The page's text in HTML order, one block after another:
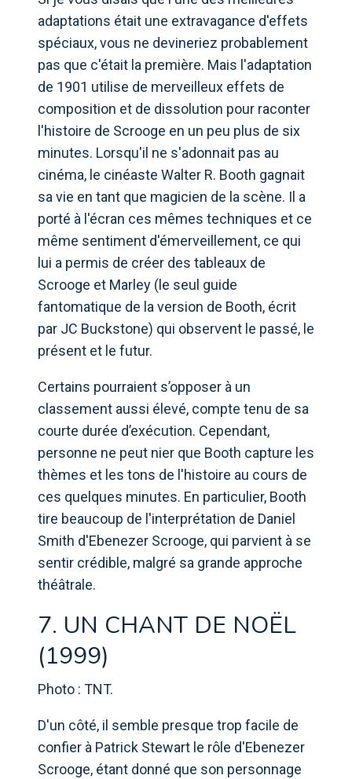
adaptations était une extravagance d'effets
spéciaux, vous ne devineriez probablement
pas que c'était la première. Mais l'adaptation
de 1901 utilise de merveilleux effets de
composition et de dissolution pour raconter
l'histoire de Scrooge en un peu plus de six
minutes. Lorsqu'il ne s'adonnait pas au
cinéma, le cinéaste Walter R. Booth gagnait
sa vie en tant que magicien de la scène. Il a
porté à l'écran ces mêmes techniques et ce
même sentiment d'émerveillement, ce qui
lui a permis de créer des tableaux de
Scrooge et Marley (le seul guide
fantomatique de la version de Booth, écrit
par JC Buckstone) qui observent le passé, le
présent et le futur.
Certains pourraient s’opposer à un
classement aussi élevé, compte tenu de sa
courte durée d’exécution. Cependant,
personne ne peut nier que Booth capture les
thèmes et les tons de l'histoire au cours de
ces quelques minutes. En particulier, Booth
tire beaucoup de l'interprétation de Daniel
Smith d'Ebenezer Scrooge, qui parvient à se
sentir crédible, malgré sa grande approche
théâtrale.
7. UN CHANT DE NOËL
(1999)
Photo : TNT.
D'un côté, il semble presque trop facile de
confier à Patrick Stewart le rôle d'Ebenezer
Scrooge, étant donné que son personnage